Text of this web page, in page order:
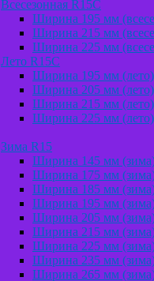
Всесезонная R15C
Ширина 195 мм
Ширина 215 мм
Ширина 225 мм
Лето R15C
Ширина 195 мм
Ширина 205 мм
Ширина 215 мм
Ширина 225 мм
Зима R15
Ширина 145 мм
Ширина 175 мм
Ширина 185 мм
Ширина 195 мм
Ширина 205 мм
Ширина 215 мм
Ширина 225 мм
Ширина 235 мм
Ширина 265 мм